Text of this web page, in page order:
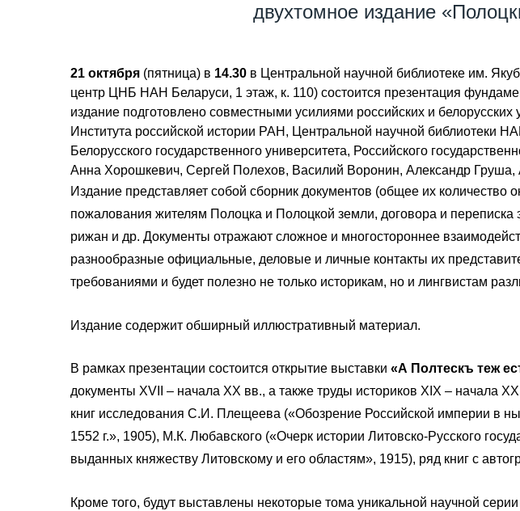
двухтомное издание
21 октября (пятница) в 14.30 в Центральной научной библиотеке им.
центр ЦНБ НАН Беларуси, 1 этаж, к. 110) состоится презентация
издание подготовлено совместными усилиями российских и
Института российской истории РАН, Центральной научной библиотеки
Белорусского государственного университета, Российского
Анна Хорошкевич, Сергей Полехов, Василий Воронин, Александр
Издание представляет собой сборник документов (общее их количество
пожалования жителям Полоцка и Полоцкой земли, договора и
рижан и др. Документы отражают сложное и многостороннее
разнообразные официальные, деловые и личные контакты их
требованиями и будет полезно не только историкам, но и лингвистам
Издание содержит обширный иллюстративный материал.
В рамках презентации состоится открытие выставки «А Полтескъ теж
документы XVII – начала ХХ вв., а также труды историков XIX – начала
книг исследования С.И. Плещеева («Обозрение Российской империи в
1552 г.», 1905), М.К. Любавского («Очерк истории Литовско-Русского
выданных княжеству Литовскому и его областям», 1915), ряд книг с
Кроме того, будут выставлены некоторые тома уникальной научной серии